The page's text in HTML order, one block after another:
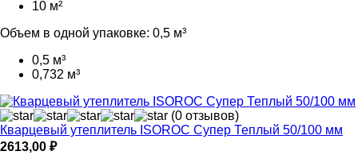
10 м²
Объем в одной упаковке: 0,5 м³
0,5 м³
0,732 м³
(0 отзывов)
Кварцевый утеплитель ISOROC Супер Теплый 50/100 мм
2613,00 ₽